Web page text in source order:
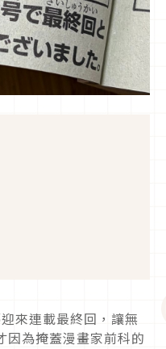
來連載最終回，讓無
因為掩蓋漫畫家前科的